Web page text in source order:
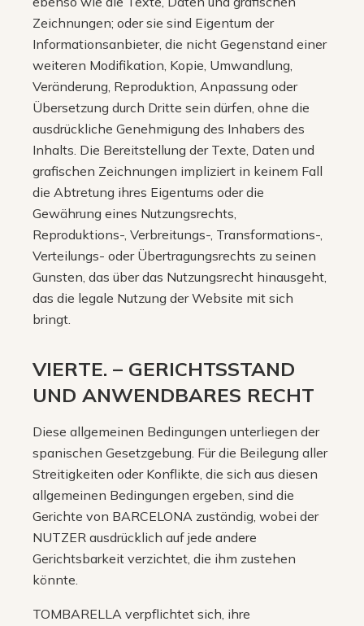
Zeichnungen; oder sie sind Eigentum der
Informationsanbieter, die nicht Gegenstand einer
weiteren Modifikation, Kopie, Umwandlung,
Veränderung, Reproduktion, Anpassung oder
Übersetzung durch Dritte sein dürfen, ohne die
ausdrückliche Genehmigung des Inhabers des
Inhalts. Die Bereitstellung der Texte, Daten und
grafischen Zeichnungen impliziert in keinem Fall
die Abtretung ihres Eigentums oder die
Gewährung eines Nutzungsrechts,
Reproduktions-, Verbreitungs-, Transformations-,
Verteilungs- oder Übertragungsrechts zu seinen
Gunsten, das über das Nutzungsrecht hinausgeht,
das die legale Nutzung der Website mit sich
bringt.
VIERTE. – GERICHTSSTAND
UND ANWENDBARES RECHT
Diese allgemeinen Bedingungen unterliegen der
spanischen Gesetzgebung. Für die Beilegung aller
Streitigkeiten oder Konflikte, die sich aus diesen
allgemeinen Bedingungen ergeben, sind die
Gerichte von BARCELONA zuständig, wobei der
NUTZER ausdrücklich auf jede andere
Gerichtsbarkeit verzichtet, die ihm zustehen
könnte.
TOMBARELLA verpflichtet sich, ihre